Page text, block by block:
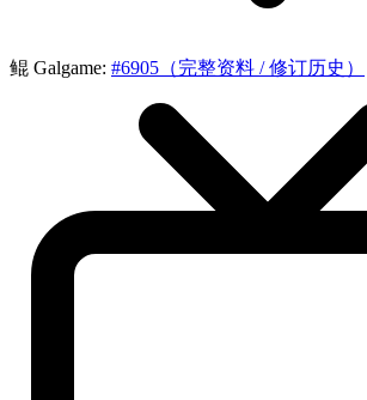
鲲 Galgame: #6905（完整资料 / 修订历史）